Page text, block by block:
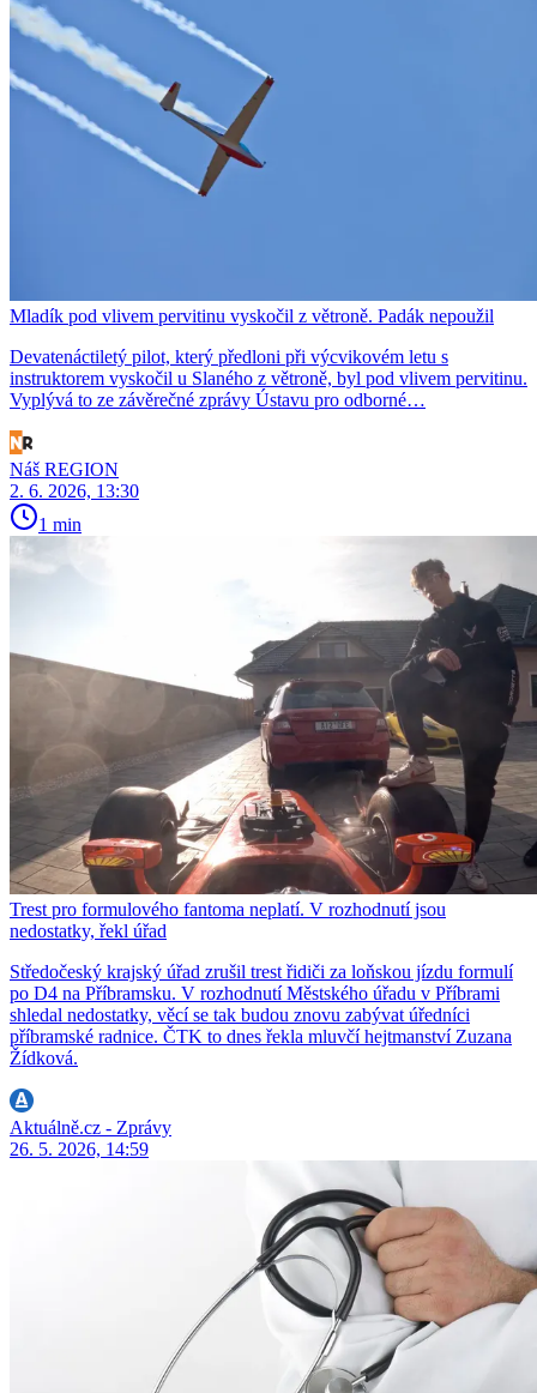
Mladík pod vlivem pervitinu vyskočil z větroně. Padák nepoužil
Devatenáctiletý pilot, který předloni při výcvikovém letu s
instruktorem vyskočil u Slaného z větroně, byl pod vlivem pervitinu.
Vyplývá to ze závěrečné zprávy Ústavu pro odborné…
Náš REGION
2. 6. 2026, 13:30
1 min
Trest pro formulového fantoma neplatí. V rozhodnutí jsou
nedostatky, řekl úřad
Středočeský krajský úřad zrušil trest řidiči za loňskou jízdu formulí
po D4 na Příbramsku. V rozhodnutí Městského úřadu v Příbrami
shledal nedostatky, věcí se tak budou znovu zabývat úředníci
příbramské radnice. ČTK to dnes řekla mluvčí hejtmanství Zuzana
Žídková.
Aktuálně.cz - Zprávy
26. 5. 2026, 14:59